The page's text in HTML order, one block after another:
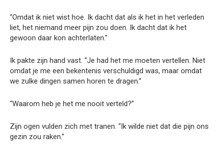
“Omdat ik niet wist hoe. Ik dacht dat als ik het in het verleden
liet, het niemand meer pijn zou doen. Ik dacht dat ik het
gewoon daar kon achterlaten.”
Ik pakte zijn hand vast. “Je had het me moeten vertellen. Niet
omdat je me een bekentenis verschuldigd was, maar omdat
we zulke dingen samen horen te dragen.”
“Waarom heb je het me nooit verteld?”
Zijn ogen vulden zich met tranen. “Ik wilde niet dat die pijn ons
gezin zou raken.”